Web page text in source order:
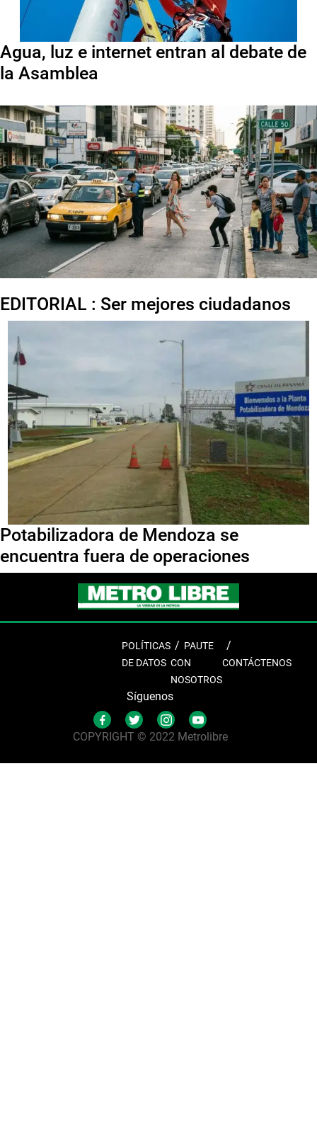
Agua, luz e internet entran al debate de
la Asamblea
EDITORIAL : Ser mejores ciudadanos
Potabilizadora de Mendoza se
encuentra fuera de operaciones
POLÍTICAS
DE DATOS
PAUTE
CON
NOSOTROS
CONTÁCTENOS
Síguenos
COPYRIGHT © 2022 Metrolibre